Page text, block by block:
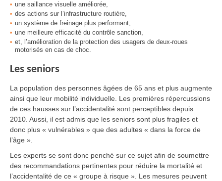
une saillance visuelle améliorée,
des actions sur l’infrastructure routière,
un système de freinage plus performant,
une meilleure efficacité du contrôle sanction,
et, l’amélioration de la protection des usagers de deux-roues
motorisés en cas de choc.
Les seniors
La population des personnes âgées de 65 ans et plus augmente
ainsi que leur mobilité individuelle. Les premières répercussions
de ces hausses sur l’accidentalité sont perceptibles depuis
2010. Aussi, il est admis que les seniors sont plus fragiles et
donc plus « vulnérables » que des adultes « dans la force de
l’âge ».
Les experts se sont donc penché sur ce sujet afin de soumettre
des recommandations pertinentes pour réduire la mortalité et
l’accidentalité de ce « groupe à risque ». Les mesures peuvent